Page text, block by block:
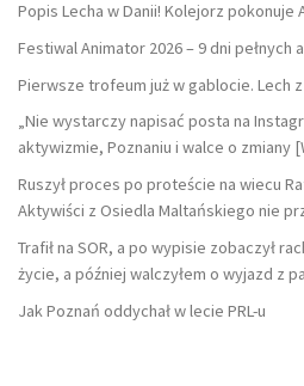
Popis Lecha w Danii! Kolejorz pokonuje
Festiwal Animator 2026 – 9 dni
Pierwsze trofeum już w gablocie. Lech
„Nie wystarczy napisać posta na
aktywizmie, Poznaniu i walce o zmiany
Ruszył proces po proteście na wiecu
Aktywiści z Osiedla Maltańskiego nie
Trafił na SOR, a po wypisie zobaczył
życie, a później walczyłem o wyjazd z
Jak Poznań oddychał w lecie PRL-u